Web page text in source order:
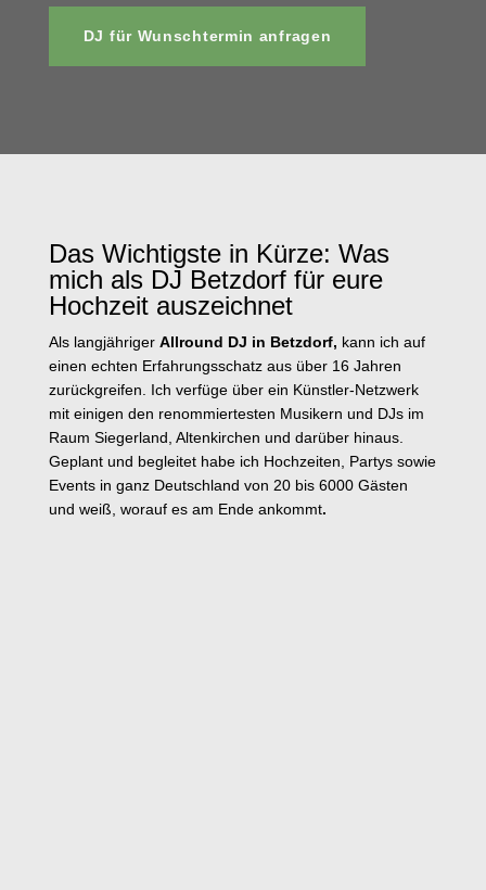
DJ für Wunschtermin anfragen
Das Wichtigste in Kürze: Was
mich als DJ Betzdorf für eure
Hochzeit auszeichnet
Als langjähriger Allround DJ in Betzdorf, kann ich auf
einen echten Erfahrungsschatz aus über 16 Jahren
zurückgreifen. Ich verfüge über ein Künstler-Netzwerk
mit einigen den renommiertesten Musikern und DJs im
Raum Siegerland, Altenkirchen und darüber hinaus.
Geplant und begleitet habe ich Hochzeiten, Partys sowie
Events in ganz Deutschland von 20 bis 6000 Gästen
und weiß, worauf es am Ende ankommt.